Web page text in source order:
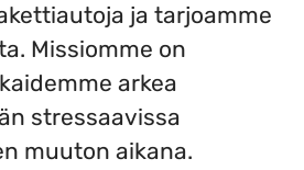
ja tarjoamme
Missiomme on
arkea
stressaavissa
muuton aikana.